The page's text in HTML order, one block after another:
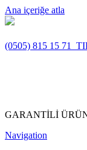
Ana içeriğe atla
(0505) 815 15 71
GARANTİLİ
Navigation